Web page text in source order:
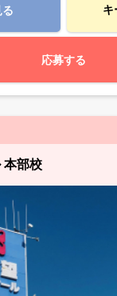
キ
応募する
本部校